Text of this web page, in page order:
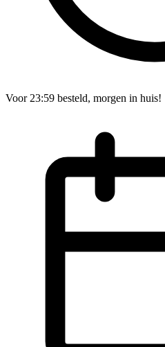
Voor 23:59 besteld, morgen in huis!